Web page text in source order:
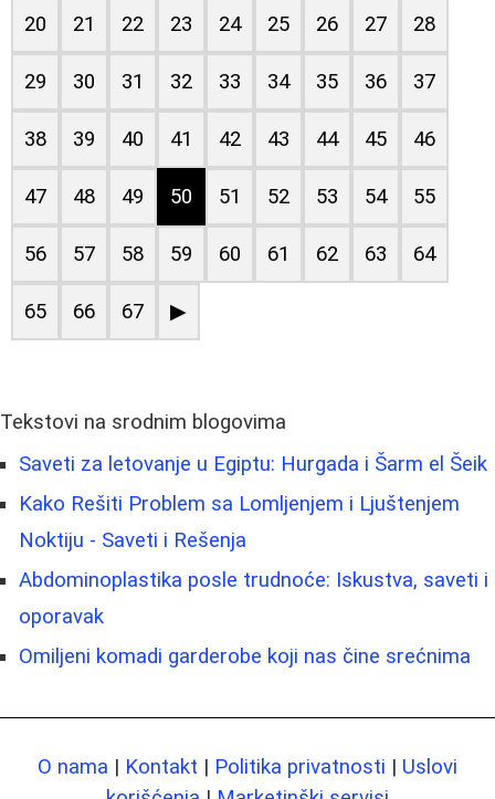
20 21 22 23 24 25 26 27 28
29 30 31 32 33 34 35 36 37
38 39 40 41 42 43 44 45 46
47 48 49 50 51 52 53 54 55
56 57 58 59 60 61 62 63 64
65 66 67 ▶
Tekstovi na srodnim blogovima
Saveti za letovanje u Egiptu: Hurgada i Šarm el Šeik
Kako Rešiti Problem sa Lomljenjem i Ljuštenjem
Noktiju - Saveti i Rešenja
Abdominoplastika posle trudnoće: Iskustva, saveti i
oporavak
Omiljeni komadi garderobe koji nas čine srećnima
O nama | Kontakt | Politika privatnosti | Uslovi